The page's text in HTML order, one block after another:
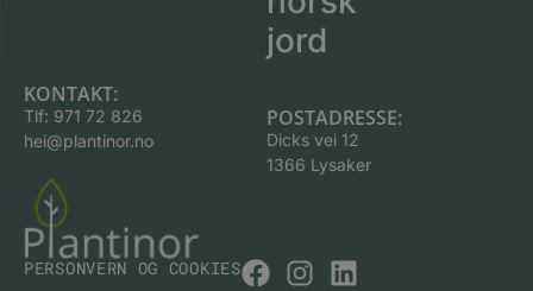
jord
KONTAKT:
Tlf: 971 72 826
hei@plantinor.no
POSTADRESSE:
Dicks vei 12
1366 Lysaker
PERSONVERN OG COOKIES